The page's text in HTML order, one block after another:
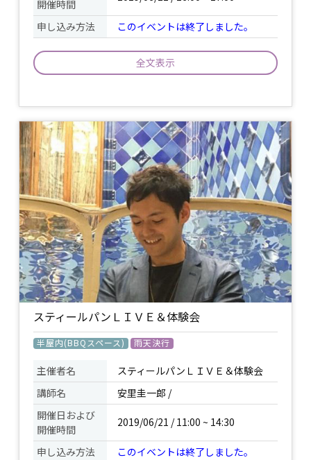
開催時間
申し込み方法 このイベントは終了しました。
全文表示
イベント
について
祈りの際に唱えられたり、ヨーガの生き
方の意味を知り深めるために、ヨーガの
故郷インドで大切に受け継がれ、唱えら
れているマントラ。 そのヴァイブレーシ
ョンは、正しく発音することで心身を癒
やしたり、様々な恩恵を与えてくれると
言われています。 今回は、勉学や芸術の
側面をあらわす、サラスワティのマント
ラをご紹介します。 ヨーガでもヨーガ以
外でも、皆様の学びが深いものとなりま
すように。
持ち物
スティールパンＬＩＶＥ＆体験会
半屋内(BBQスペース) 雨天決行
主催者名
スティールパンＬＩＶＥ＆体験会
講師名
安里圭一郎 /
開催日および
開催時間
2019/06/21 / 11:00 ~ 14:30
申し込み方法 このイベントは終了しました。